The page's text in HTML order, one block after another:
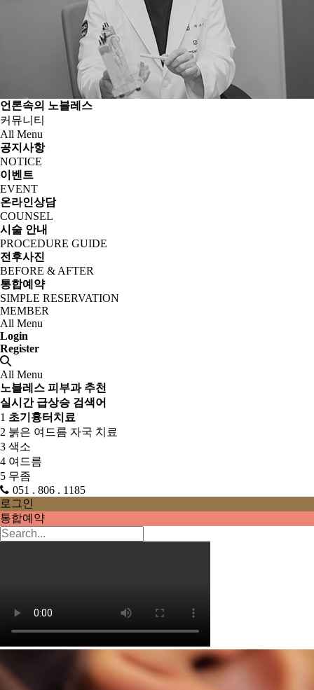
언론속의 노블레스
커뮤니티
All Menu
공지사항
NOTICE
이벤트
EVENT
온라인상담
COUNSEL
시술 안내
PROCEDURE GUIDE
전후사진
BEFORE & AFTER
통합예약
SIMPLE RESERVATION
MEMBER
All Menu
Login
Register
All Menu
노블레스 피부과 추천
실시간 급상승 검색어
1 초기흉터치료
2 붉은 여드름 자국 치료
3 색소
4 여드름
5 무좀
051 . 806 . 1185
로그인
통합예약